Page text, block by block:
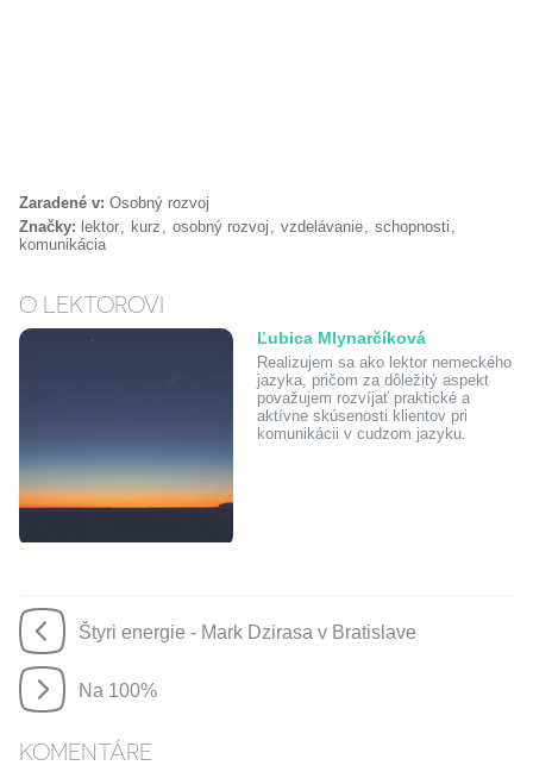
Zaradené v: Osobný rozvoj
Značky: lektor kurz osobný rozvoj vzdelávanie
schopnosti
komunikácia
O LEKTOROVI
Ľubica Mlynarčíková
Realizujem sa ako lektor nemeckého
jazyka, pričom za dôležitý aspekt
považujem rozvíjať praktické a
aktívne skúsenosti klientov pri
komunikácii v cudzom jazyku.
Štyri energie - Mark Dzirasa v Bratislave
Na 100%
KOMENTÁRE